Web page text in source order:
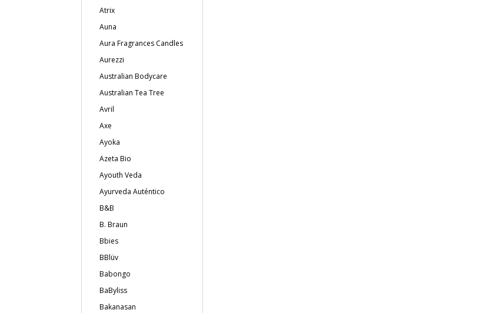
Atrix
Auna
Aura Fragrances Candles
Aurezzi
Australian Bodycare
Australian Tea Tree
Avril
Axe
Ayoka
Azeta Bio
Ayouth Veda
Ayurveda Auténtico
B&B
B. Braun
Bbies
BBlüv
Babongo
BaByliss
Bakanasan